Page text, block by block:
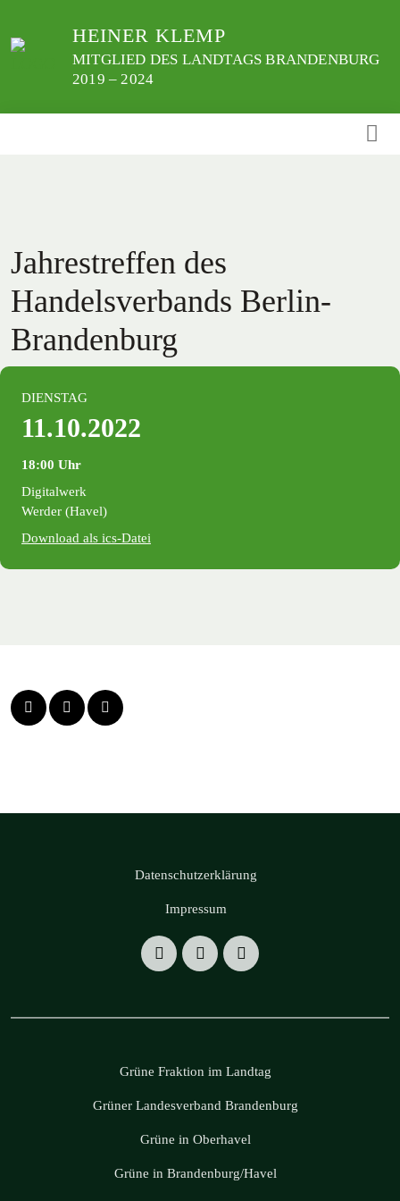
zum
HEINER KLEMP
MITGLIED DES LANDTAGS BRANDENBURG
2019 – 2024
Jahrestreffen des
Handelsverbands Berlin-
Brandenburg
DIENSTAG
11.10.2022
18:00 Uhr
Digitalwerk
Werder (Havel)
Download als ics-Datei
Datenschutzerklärung
Impressum
Grüne Fraktion im Landtag
Grüner Landesverband Brandenburg
Grüne in Oberhavel
Grüne in Brandenburg/Havel